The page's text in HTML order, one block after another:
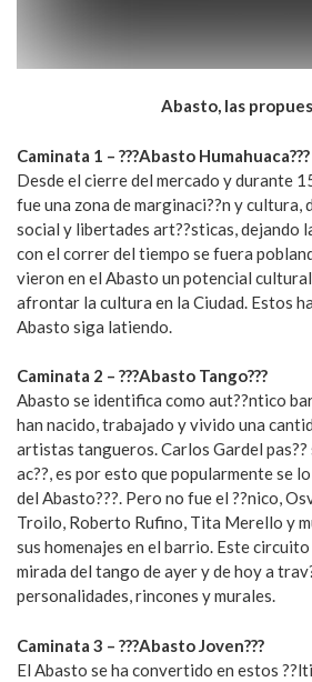
Abasto, las
Caminata 1 – ???Abasto Humahuaca???
Desde el cierre del mercado y durante
fue una zona de marginaci??n y cultura,
social y libertades art??sticas, dejando
con el correr del tiempo se fuera
vieron en el Abasto un potencial
afrontar la cultura en la Ciudad. Estos
Abasto siga latiendo.
Caminata 2 – ???Abasto Tango???
Abasto se identifica como aut??ntico
han nacido, trabajado y vivido una
artistas tangueros. Carlos Gardel
ac??, es por esto que popularmente se
del Abasto???. Pero no fue el ??nico,
Troilo, Roberto Rufino, Tita Merello y
sus homenajes en el barrio. Este
mirada del tango de ayer y de hoy a
personalidades, rincones y murales.
Caminata 3 – ???Abasto Joven???
El Abasto se ha convertido en estos